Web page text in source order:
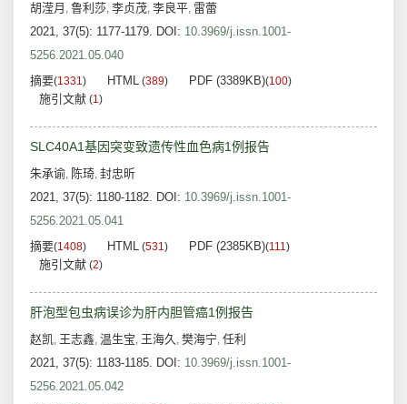
胡滢月 , 鲁利莎, 李贞茂, 李良平, 雷蕾
2021, 37(5): 1177-1179. DOI: 10.3969/j.issn.1001-
5256.2021.05.040
摘要(1331) HTML (389) PDF (3389KB)(100)
施引文献 (1)
SLC40A1基因突变致遗传性血色病1例报告
朱承谕, 陈琦, 封忠昕
2021, 37(5): 1180-1182. DOI: 10.3969/j.issn.1001-
5256.2021.05.041
摘要(1408) HTML (531) PDF (2385KB)(111)
施引文献 (2)
肝泡型包虫病误诊为肝内胆管癌1例报告
赵凯, 王志鑫, 温生宝, 王海久 , 樊海宁, 任利
2021, 37(5): 1183-1185. DOI: 10.3969/j.issn.1001-
5256.2021.05.042